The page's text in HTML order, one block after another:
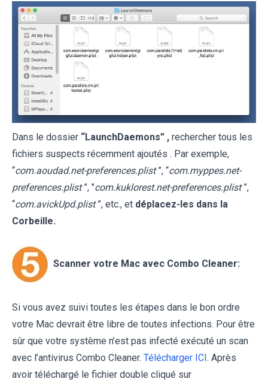
Dans le dossier “LaunchDaemons” , rechercher tous les
fichiers suspects récemment ajoutés . Par exemple,
“com.aoudad.net-preferences.plist ”, “com.myppes.net-
preferences.plist ”, "com.kuklorest.net-preferences.plist ”,
“com.avickUpd.plist ”, etc., et déplacez-les dans la
Corbeille.
Scanner votre Mac avec Combo Cleaner:
Si vous avez suivi toutes les étapes dans le bon ordre
votre Mac devrait être libre de toutes infections. Pour être
sûr que votre système n’est pas infecté exécuté un scan
avec l’antivirus Combo Cleaner. Télécharger ICI . Après
avoir téléchargé le fichier double cliqué sur